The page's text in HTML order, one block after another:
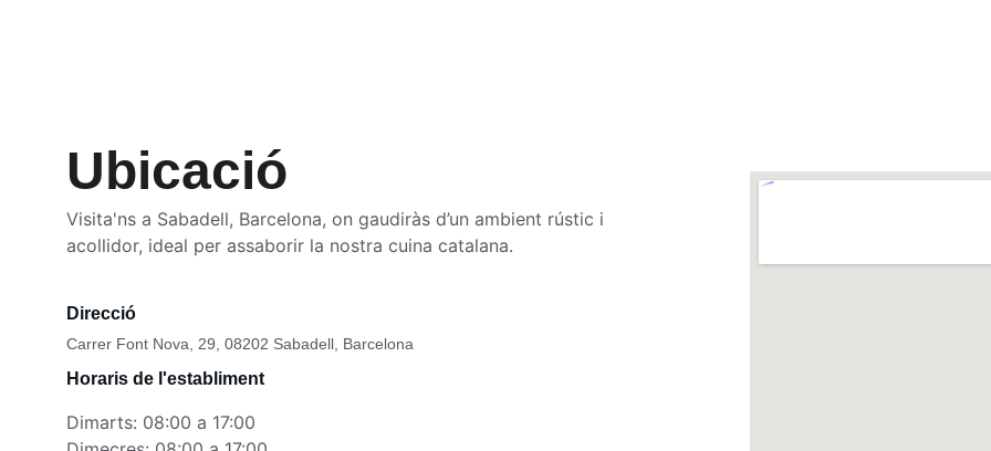
Ubicació
Visita'ns a Sabadell, Barcelona, on gaudiràs d’un ambient rústic i
acollidor, ideal per assaborir la nostra cuina catalana.
Direcció
Carrer Font Nova, 29, 08202 Sabadell, Barcelona
Horaris de l'establiment
Dimarts: 08:00 a 17:00